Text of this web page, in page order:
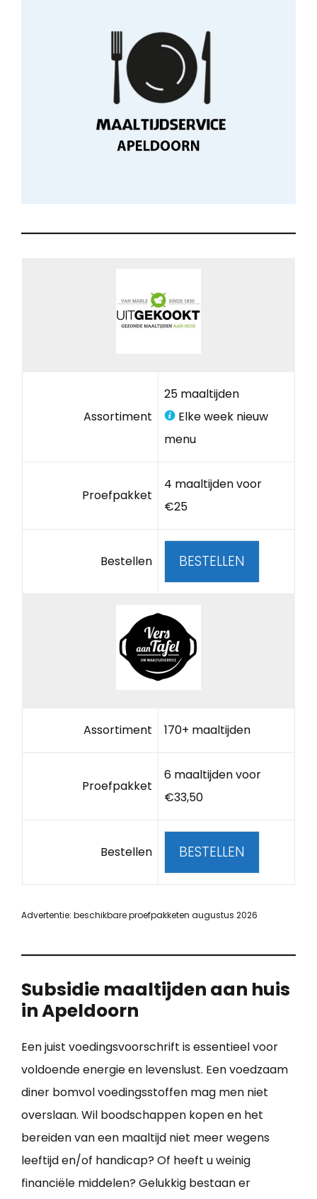
Assortiment
25 maaltijden
Elke week nieuw
menu
Proefpakket
4 maaltijden voor
€25
Bestellen BESTELLEN
Assortiment 170+ maaltijden
Proefpakket
6 maaltijden voor
€33,50
Bestellen BESTELLEN
Advertentie: beschikbare proefpakketen augustus 2026
Subsidie maaltijden aan huis
in Apeldoorn
Een juist voedingsvoorschrift is essentieel voor
voldoende energie en levenslust. Een voedzaam
diner bomvol voedingsstoffen mag men niet
overslaan. Wil boodschappen kopen en het
bereiden van een maaltijd niet meer wegens
leeftijd en/of handicap? Of heeft u weinig
financiële middelen? Gelukkig bestaan er